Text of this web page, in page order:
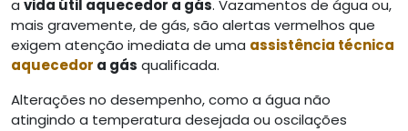
a vida útil aquecedor a gás. Vazamentos de água ou,
mais gravemente, de gás, são alertas vermelhos que
exigem atenção imediata de uma assistência técnica
aquecedor a gás qualificada.
Alterações no desempenho, como a água não
atingindo a temperatura desejada ou oscilações